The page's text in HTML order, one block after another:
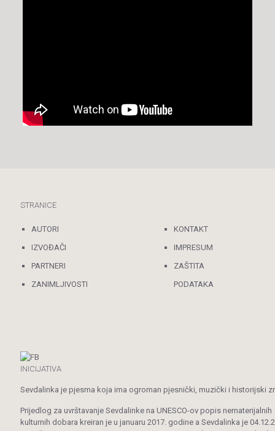
STRANICE
AUTORI
IZVOĐAČI
PARTNERI
ZANIMLJIVOSTI
KONTAKT
IMPRESUM
ZAŠTITA
PODATAKA
INICIJATIVA
Sevdalinka je pjesma koja ima ogroman pjesnički, muzički i historijski
Prijedlog za uvrštavanje Sevdalinke na UNESCO-ov popis nematerijalnih
kulturnih dobara kreiran je u januaru 2017. godine a Sevdalinka je